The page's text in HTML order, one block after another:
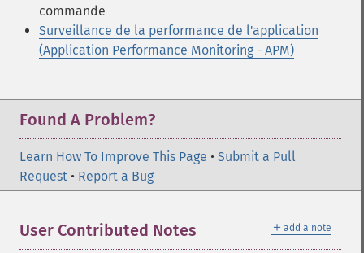
commande
Surveillance de la performance de l'application
(Application Performance Monitoring - APM)
Found A Problem?
Learn How To Improve This Page • Submit a Pull
Request • Report a Bug
＋ add a note
User Contributed Notes